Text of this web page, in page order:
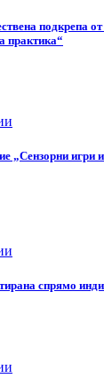
подкрепа
практика“
„Сензорни игри
спрямо